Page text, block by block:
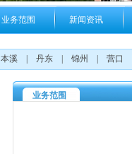
业务范围 新闻资讯
本溪 丹东 锦州 营口
业务范围